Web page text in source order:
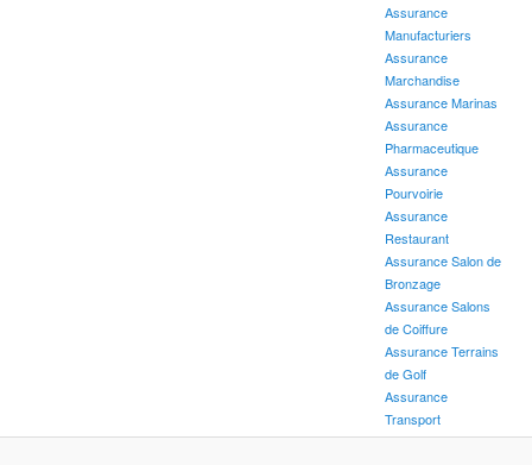
Assurance
Manufacturiers
Assurance
Marchandise
Assurance Marinas
Assurance
Pharmaceutique
Assurance
Pourvoirie
Assurance
Restaurant
Assurance Salon de
Bronzage
Assurance Salons
de Coiffure
Assurance Terrains
de Golf
Assurance
Transport